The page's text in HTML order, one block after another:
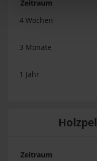
Zeitraum
4 Wochen
3 Monate
1 Jahr
Zeitraum